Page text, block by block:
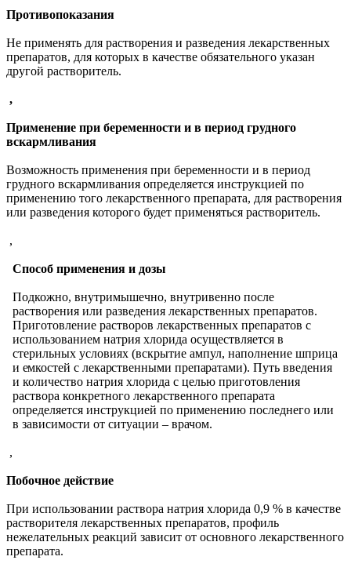
Противопоказания
Не применять для растворения и разведения лекарственных
препаратов, для которых в качестве обязательного указан
другой растворитель.
,
Применение при беременности и в период грудного
вскармливания
Возможность применения при беременности и в период
грудного вскармливания определяется инструкцией по
применению того лекарственного препарата, для растворения
или разведения которого будет применяться растворитель.
,
Способ применения и дозы
Подкожно, внутримышечно, внутривенно после
растворения или разведения лекарственных препаратов.
Приготовление растворов лекарственных препаратов с
использованием натрия хлорида осуществляется в
стерильных условиях (вскрытие ампул, наполнение шприца
и емкостей с лекарственными препаратами). Путь введения
и количество натрия хлорида с целью приготовления
раствора конкретного лекарственного препарата
определяется инструкцией по применению последнего или
в зависимости от ситуации – врачом.
,
Побочное действие
При использовании раствора натрия хлорида 0,9 % в качестве
растворителя лекарственных препаратов, профиль
нежелательных реакций зависит от основного лекарственного
препарата.